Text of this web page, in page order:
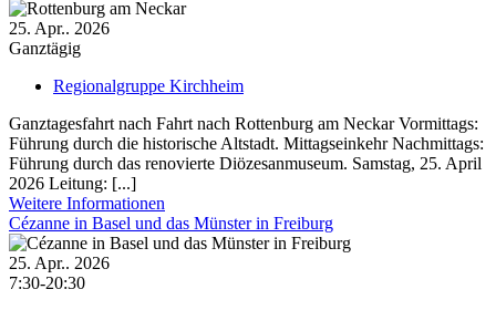
25. Apr.. 2026
Ganztägig
Regionalgruppe Kirchheim
Ganztagesfahrt nach Fahrt nach Rottenburg am Neckar Vormittags:
Führung durch die historische Altstadt. Mittagseinkehr Nachmittags:
Führung durch das renovierte Diözesanmuseum. Samstag, 25. April
2026 Leitung: [...]
Weitere Informationen
Cézanne in Basel und das Münster in Freiburg
25. Apr.. 2026
7:30-20:30